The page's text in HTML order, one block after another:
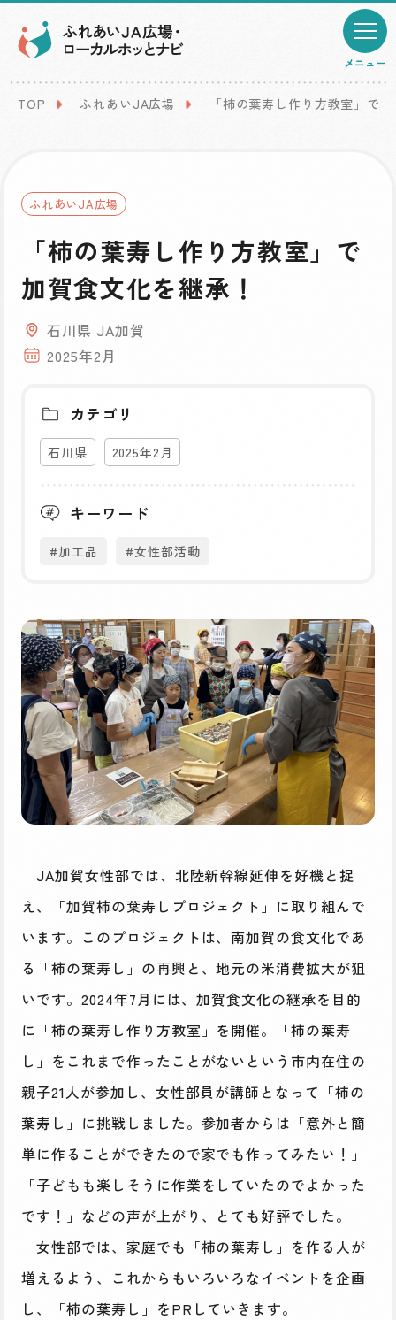
メニュー
TOP ふれあいJA広場 「柿の葉寿し作り方教室」で
ふれあいJA広場
「柿の葉寿し作り方教室」で
加賀食文化を継承！
石川県 JA加賀
2025年2月
カテゴリ
石川県 2025年2月
キーワード
#加工品 #女性部活動
JA加賀女性部では、北陸新幹線延伸を好機と捉
え、「加賀柿の葉寿しプロジェクト」に取り組んで
います。このプロジェクトは、南加賀の食文化であ
る「柿の葉寿し」の再興と、地元の米消費拡大が狙
いです。2024年7月には、加賀食文化の継承を目的
に「柿の葉寿し作り方教室」を開催。「柿の葉寿
し」をこれまで作ったことがないという市内在住の
親子21人が参加し、女性部員が講師となって「柿の
葉寿し」に挑戦しました。参加者からは「意外と簡
単に作ることができたので家でも作ってみたい！」
「子どもも楽しそうに作業をしていたのでよかった
です！」などの声が上がり、とても好評でした。
女性部では、家庭でも「柿の葉寿し」を作る人が
増えるよう、これからもいろいろなイベントを企画
し、「柿の葉寿し」をPRしていきます。